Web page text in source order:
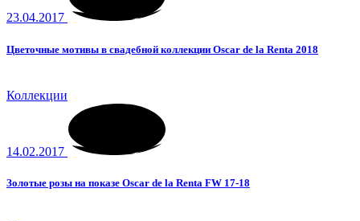
23.04.2017
Цветочные мотивы в свадебной коллекции Oscar de la Renta 2018
Коллекции
14.02.2017
Золотые розы на показе Oscar de la Renta FW 17-18